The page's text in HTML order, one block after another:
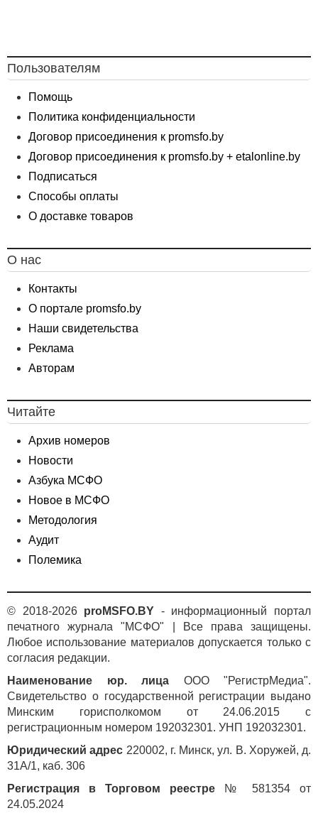
Пользователям
Помощь
Политика конфиденциальности
Договор присоединения к promsfo.by
Договор присоединения к promsfo.by + etalonline.by
Подписаться
Способы оплаты
О доставке товаров
О нас
Контакты
О портале promsfo.by
Наши свидетельства
Реклама
Авторам
Читайте
Архив номеров
Новости
Азбука МСФО
Новое в МСФО
Методология
Аудит
Полемика
© 2018-2026 proMSFO.BY - информационный портал
печатного журнала "МСФО" | Все права защищены.
Любое использование материалов допускается только с
согласия редакции.
Наименование юр. лица ООО "РегистрМедиа".
Свидетельство о государственной регистрации выдано
Минским горисполкомом от 24.06.2015 с
регистрационным номером 192032301. УНП 192032301.
Юридический адрес 220002, г. Минск, ул. В. Хоружей, д.
31А/1, каб. 306
Регистрация в Торговом реестре № 581354 от
24.05.2024